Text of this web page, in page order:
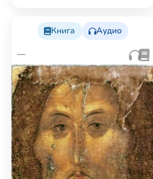
Книга Аудио
—